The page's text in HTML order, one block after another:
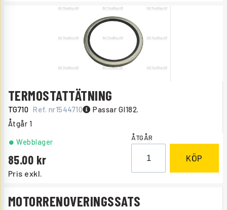
TERMOSTATTÄTNING
TG710 Ref. nr1544710 Passar GI182.
Åtgår 1
Pris exkl.
85.00
Webblager ÅTGÅR
KÖP
MOTORRENOVERINGSSATS